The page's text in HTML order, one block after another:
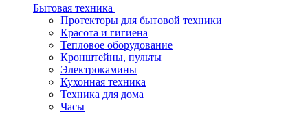
Бытовая техника
Протекторы для бытовой техники
Красота и гигиена
Тепловое оборудование
Кронштейны, пульты
Электрокамины
Кухонная техника
Техника для дома
Часы